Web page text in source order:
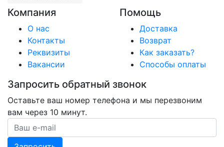
Компания
О нас
Контакты
Реквизиты
Вакансии
Помощь
Доставка
Возврат
Как заказать?
Способы оплаты
Запросить обратный звонок
Оставьте ваш номер телефона и мы перезвоним
вам через 10 минут.
Ваш номер телефона